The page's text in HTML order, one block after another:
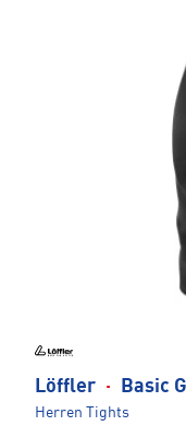
Löffler · Basic
Herren Tights